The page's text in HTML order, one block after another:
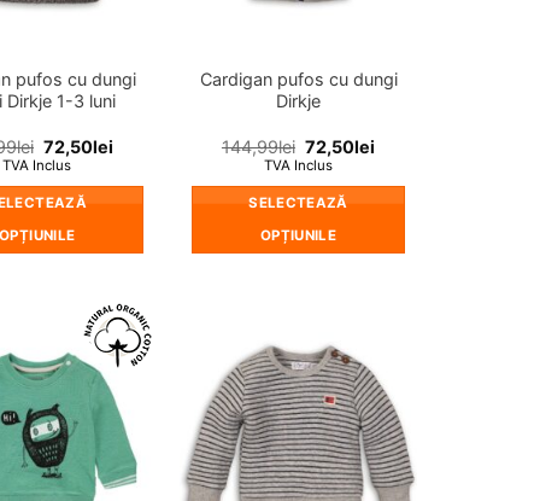
în
în
pufos cu dungi
Dirkje 1-3 luni
lei 72,50lei
TVA Inclus
OPȚIUNILE
mai
multe
variații.
Opțiunile
pot
fi
Cardigan pufos cu dungi
Dirkje
144,99lei 72,50lei
TVA Inclus
SELECTEAZĂ
OPȚIUNILE
mai
multe
variații.
Opțiunile
pot
fi
❤
Adauga
in
wishlist!
❤
Adauga
in
wishlist!